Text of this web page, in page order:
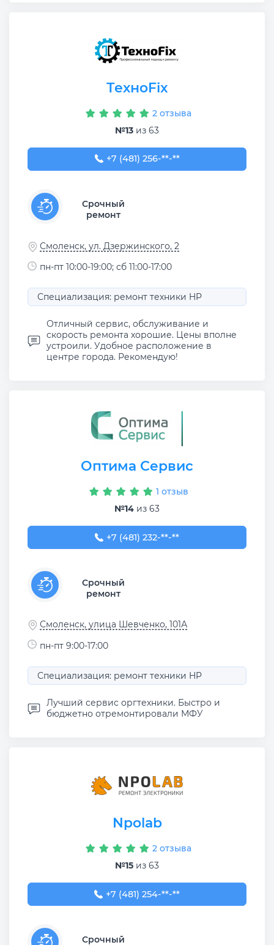
ТехноFix
2 отзыва
№13 из 63
+7 (481) 256-89-79
+7 (481) 256-**-**
Срочный
ремонт
Смоленск, ул. Дзержинского, 2
пн-пт 10:00-19:00; сб 11:00-17:00
Специализация: ремонт техники HP
Отличный сервис, обслуживание и
скорость ремонта хорошие. Цены вполне
устроили. Удобное расположение в
центре города. Рекомендую!
Оптима Сервис
1 отзыв
№14 из 63
+7 (481) 232-87-07
+7 (481) 232-**-**
Срочный
ремонт
Смоленск, улица Шевченко, 101А
пн-пт 9:00-17:00
Специализация: ремонт техники HP
Лучший сервис оргтехники. Быстро и
бюджетно отремонтировали МФУ
Npolab
2 отзыва
№15 из 63
+7 (481) 254-21-31
+7 (481) 254-**-**
Срочный